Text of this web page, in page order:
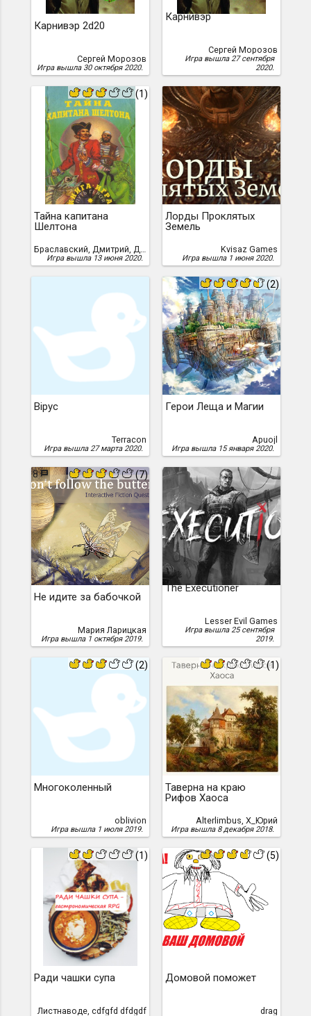
Карнивэр 2d20
Сергей Морозов
Игра вышла 30 октября 2020.
Карнивэр
Сергей Морозов
Игра вышла 27 сентября
2020.
(1)
Тайна капитана
Шелтона
Браславский, Дмитрий, Д. Браславский
Игра вышла 13 июня 2020.
Лорды Проклятых
Земель
Kvisaz Games
Игра вышла 1 июня 2020.
Вірус
Terracon
Игра вышла 27 марта 2020.
(2)
Герои Леща и Магии
Apuojl
Игра вышла 15 января 2020.
8 (7)
Не идите за бабочкой
Мария Ларицкая
Игра вышла 1 октября 2019.
The Executioner
Lesser Evil Games
Игра вышла 25 сентября
2019.
(2)
Многоколенный
oblivion
Игра вышла 1 июля 2019.
(1)
Таверна на краю
Рифов Хаоса
Alterlimbus, Х_Юрий
Игра вышла 8 декабря 2018.
(1)
Ради чашки супа
Листнаводе, cdfgfd dfdgdf
(5)
Домовой поможет
drag